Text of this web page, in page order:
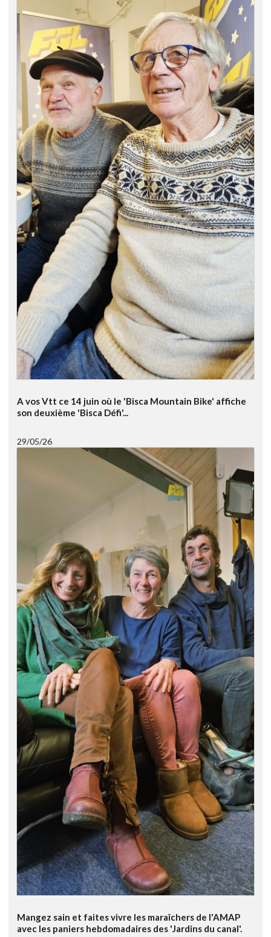
A vos Vtt ce 14 juin où le 'Bisca Mountain Bike' affiche
son deuxième 'Bisca Défi'...
29/05/26
Mangez sain et faites vivre les maraîchers de l'AMAP
avec les paniers hebdomadaires des 'Jardins du canal'.